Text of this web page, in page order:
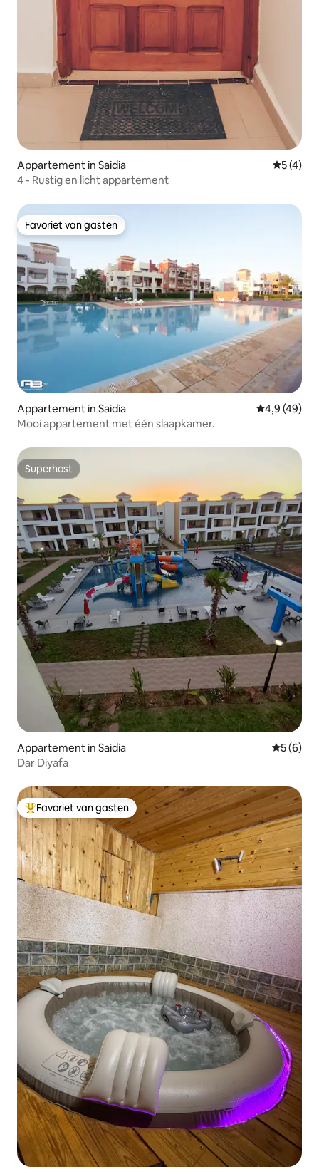
Appartement in Saidia
5 (4)
4 - Rustig en licht appartement
Favoriet van gasten
Favoriet van gasten
Appartement in Saidia Gemiddelde
4,9 (49)
Mooi appartement met één slaapkamer.
Superhost
Superhost
Appartement in Saidia
5 (6)
Dar Diyafa
Topfavoriet van gasten
Favoriet van gasten